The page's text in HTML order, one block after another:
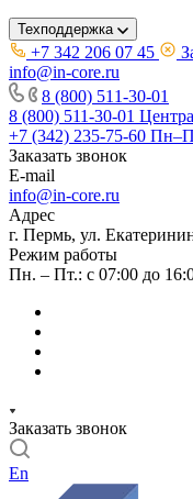
Техподдержка
+7 342 206 07 45
info@in-core.ru
8 (800) 511-30-01
8 (800) 511-30-01
+7 (342) 235-75-60
Заказать звонок
E-mail
info@in-core.ru
Адрес
г. Пермь, ул.
Режим работы
Пн. – Пт.: с 07:00 до
Заказать звонок
En